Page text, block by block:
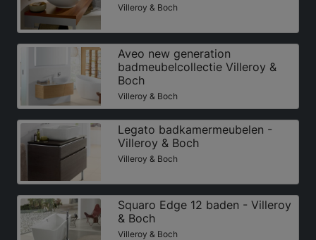
Villeroy & Boch
Aveo new generation
badmeubelcollectie Villeroy &
Boch
Villeroy & Boch
Legato badkamermeubelen -
Villeroy & Boch
Villeroy & Boch
Squaro Edge 12 baden - Villeroy
& Boch
Villeroy & Boch